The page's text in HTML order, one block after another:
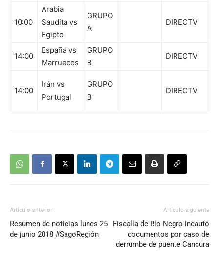
10:00
Arabia
Saudita vs
Egipto
GRUPO
A
DIRECTV
14:00
España vs
Marruecos
GRUPO
B
DIRECTV
14:00
Irán vs
Portugal
GRUPO
B
DIRECTV
Artículo anterior
Resumen de noticias lunes 25
de junio 2018 #SagoRegión
Artículo siguiente
Fiscalía de Río Negro incautó
documentos por caso de
derrumbe de puente Cancura